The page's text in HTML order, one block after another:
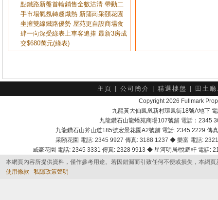
點鐵路新盤首輪銷售全數沽清 帶動二
手市場氣氛轉趨熾熱 新蒲崗采頤花園
坐擁雙線鐵路優勢 屋苑更自設商場食
肆一向深受綠表上車客追捧 最新3房成
交$680萬元(綠表)
主頁 公司簡介 精選樓盤 田土
Copyright 2026 Fullmark
九龍黃大仙鳳凰新村環鳳街18號A地下
九龍鑽石山龍蟠苑商場107號舖 電話：2345
九龍鑽石山斧山道185號宏景花園A2號舖 電話: 2345 2229
采頣花園 電話: 2345 9927 傳真: 3188 1237 ◆ 樂富 電話:
威豪花園 電話: 2345 3331 傳真: 2328 9913 ◆ 星河明居/悅庭軒 電話
本網頁內容所提供資料，僅作參考用途。若因錯漏而引致任何不便或損失，本網
使用條款
私隱政策聲明